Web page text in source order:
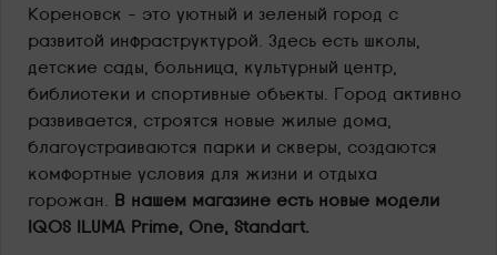
Кореновск – это уютный и зеленый город с
развитой инфраструктурой. Здесь есть школы,
детские сады, больница, культурный центр,
библиотеки и спортивные объекты. Город активно
развивается, строятся новые жилые дома,
благоустраиваются парки и скверы, создаются
комфортные условия для жизни и отдыха
горожан. В нашем магазине есть новые модели
IQOS ILUMA Prime, One, Standart.